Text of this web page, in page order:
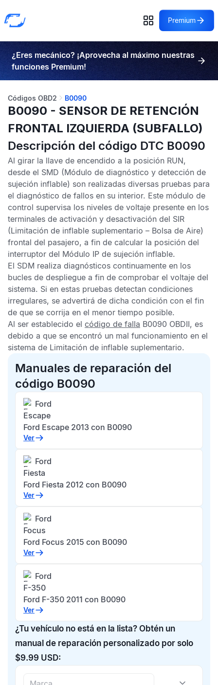
Premium
¿Eres mecánico? ¡Aprovecha al máximo nuestras
funciones Premium!
Códigos OBD2 B0090
B0090 - SENSOR DE RETENCIÓN
FRONTAL IZQUIERDA (SUBFALLO)
Descripción del código DTC B0090
Al girar la llave de encendido a la posición RUN,
desde el SMD (Módulo de diagnóstico y detección de
sujeción inflable) son realizadas diversas pruebas para
el diagnóstico de fallos en su interior. Este módulo de
control supervisa los niveles de voltaje presente en los
terminales de activación y desactivación del SIR
(Limitación de inflable suplementario – Bolsa de Aire)
frontal del pasajero, a fin de calcular la posición del
interruptor del Módulo IP de sujeción inflable.
El SDM realiza diagnósticos continuamente en los
bucles de despliegue a fin de comprobar el voltaje del
sistema. Si en estas pruebas detectan condiciones
irregulares, se advertirá de dicha condición con el fin
de que se corrija en el menor tiempo posible.
Al ser establecido el código de falla B0090 OBDII, es
debido a que se encontró un mal funcionamiento en el
sistema de Limitación de inflable suplementario.
Manuales de reparación del
código B0090
Ford
Escape
Ford Escape 2013 con B0090
Ver
Ford
Fiesta
Ford Fiesta 2012 con B0090
Ver
Ford
Focus
Ford Focus 2015 con B0090
Ver
Ford
F-350
Ford F-350 2011 con B0090
Ver
¿Tu vehículo no está en la lista? Obtén un
manual de reparación personalizado por solo
$9.99 USD: